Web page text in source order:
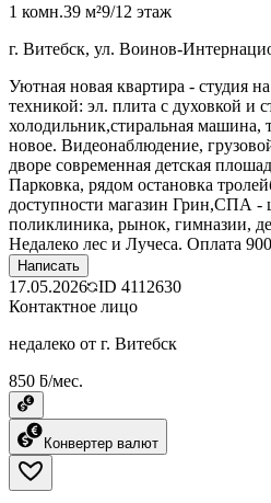
1 комн.39 м²9/12 этаж
г. Витебск, ул. Воинов-
Уютная новая квартира - студия
техникой: эл. плита с духовкой и
холодильник,стиральная машина,
новое. Видеонаблюдение,
дворе современная детская
Парковка, рядом остановка
доступности магазин Грин,СПА -
поликлиника, рынок, гимназии,
Недалеко лес и Лучеса. Оплата
Написать
17.05.2026 ID 4112630
Контактное лицо
недалеко от г. Витебск
850 ƃ/мес.
Конвертер валют